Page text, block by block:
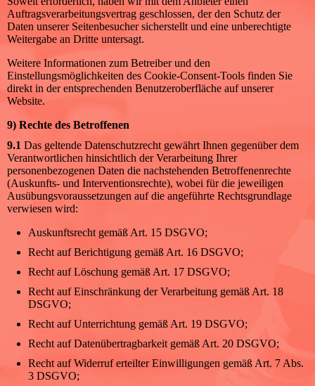
Auftragsverarbeitungsvertrag geschlossen, der den Schutz der
Daten unserer Seitenbesucher sicherstellt und eine unberechtigte
Weitergabe an Dritte untersagt.
Weitere Informationen zum Betreiber und den
Einstellungsmöglichkeiten des Cookie-Consent-Tools finden Sie
direkt in der entsprechenden Benutzeroberfläche auf unserer
Website.
9) Rechte des Betroffenen
9.1 Das geltende Datenschutzrecht gewährt Ihnen gegenüber dem
Verantwortlichen hinsichtlich der Verarbeitung Ihrer
personenbezogenen Daten die nachstehenden Betroffenenrechte
(Auskunfts- und Interventionsrechte), wobei für die jeweiligen
Ausübungsvoraussetzungen auf die angeführte Rechtsgrundlage
verwiesen wird:
Auskunftsrecht gemäß Art. 15 DSGVO;
Recht auf Berichtigung gemäß Art. 16 DSGVO;
Recht auf Löschung gemäß Art. 17 DSGVO;
Recht auf Einschränkung der Verarbeitung gemäß Art. 18
DSGVO;
Recht auf Unterrichtung gemäß Art. 19 DSGVO;
Recht auf Datenübertragbarkeit gemäß Art. 20 DSGVO;
Recht auf Widerruf erteilter Einwilligungen gemäß Art. 7 Abs.
3 DSGVO;